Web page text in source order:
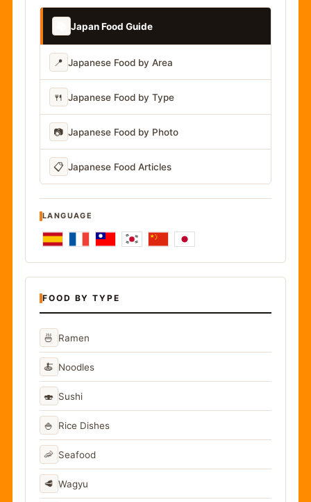
Japan Food Guide
📍 Japanese Food by Area
🍴 Japanese Food by Type
📷 Japanese Food by Photo
📋 Japanese Food Articles
LANGUAGE
FOOD BY TYPE
🍜 Ramen
🍝 Noodles
🍣 Sushi
🍚 Rice Dishes
🦐 Seafood
🥩 Wagyu